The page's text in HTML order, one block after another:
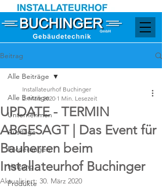
Beitrag
Alle Beiträge
Unternehmen
Ausflüge
Förderungen
Heizung
Produkte
Alle Beiträge
UPDATE - TERMIN
ABGESAGT | Das Event für
Bauherren beim
Installateurhof Buchinger
Installateurhof Buchinger
2. März 2020 1 Min. Lesezeit
Aktualisiert: 30. März 2020